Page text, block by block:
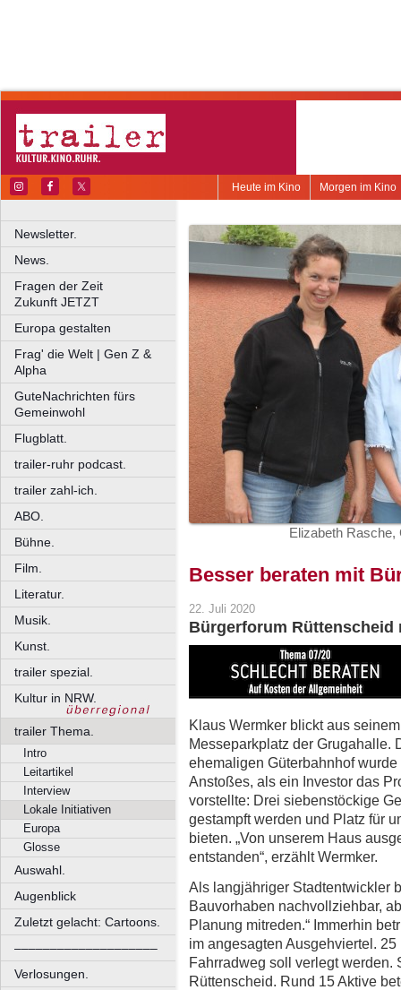
Morgen im Kino
Heute im Kino
Newsletter.
News.
Fragen der Zeit
Zukunft JETZT
Europa gestalten
Frag' die Welt | Gen Z &
Alpha
GuteNachrichten fürs
Gemeinwohl
Flugblatt.
trailer-ruhr podcast.
trailer zahl-ich.
ABO.
Bühne.
Film.
Literatur.
Musik.
Kunst.
trailer spezial.
Kultur in NRW.
trailer Thema.
Intro
Leitartikel
Interview
Lokale Initiativen
Europa
Glosse
Auswahl.
Augenblick
Zuletzt gelacht: Cartoons.
––––––––––––––––––––
Verlosungen.
Elizabeth Rasche,
Besser beraten mit
22. Juli 2020
Bürgerforum
Klaus Wermker blickt aus
Messeparkplatz der Grugahalle.
ehemaligen Güterbahnhof
Anstoßes, als ein Investor das
vorstellte: Drei siebenstöckige
gestampft werden und Platz für
bieten. „Von unserem Haus
entstanden“, erzählt Wermker.
Als langjähriger Stadtentwickler
Bauvorhaben nachvollziehbar,
Planung mitreden.“ Immerhin
im angesagten Ausgehviertel.
Fahrradweg soll verlegt werden.
Rüttenscheid. Rund 15 Aktive